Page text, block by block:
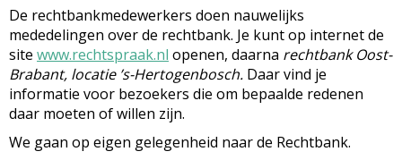
De rechtbankmedewerkers doen nauwelijks
mededelingen over de rechtbank. Je kunt op internet de
site www.rechtspraak.nl openen, daarna rechtbank Oost-
Brabant, locatie ’s-Hertogenbosch. Daar vind je
informatie voor bezoekers die om bepaalde redenen
daar moeten of willen zijn.
We gaan op eigen gelegenheid naar de Rechtbank.